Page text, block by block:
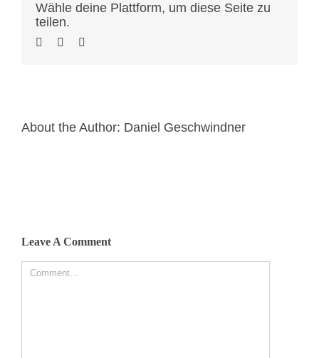
Wähle deine Plattform, um diese Seite zu
teilen.
About the Author: Daniel Geschwindner
Leave A Comment